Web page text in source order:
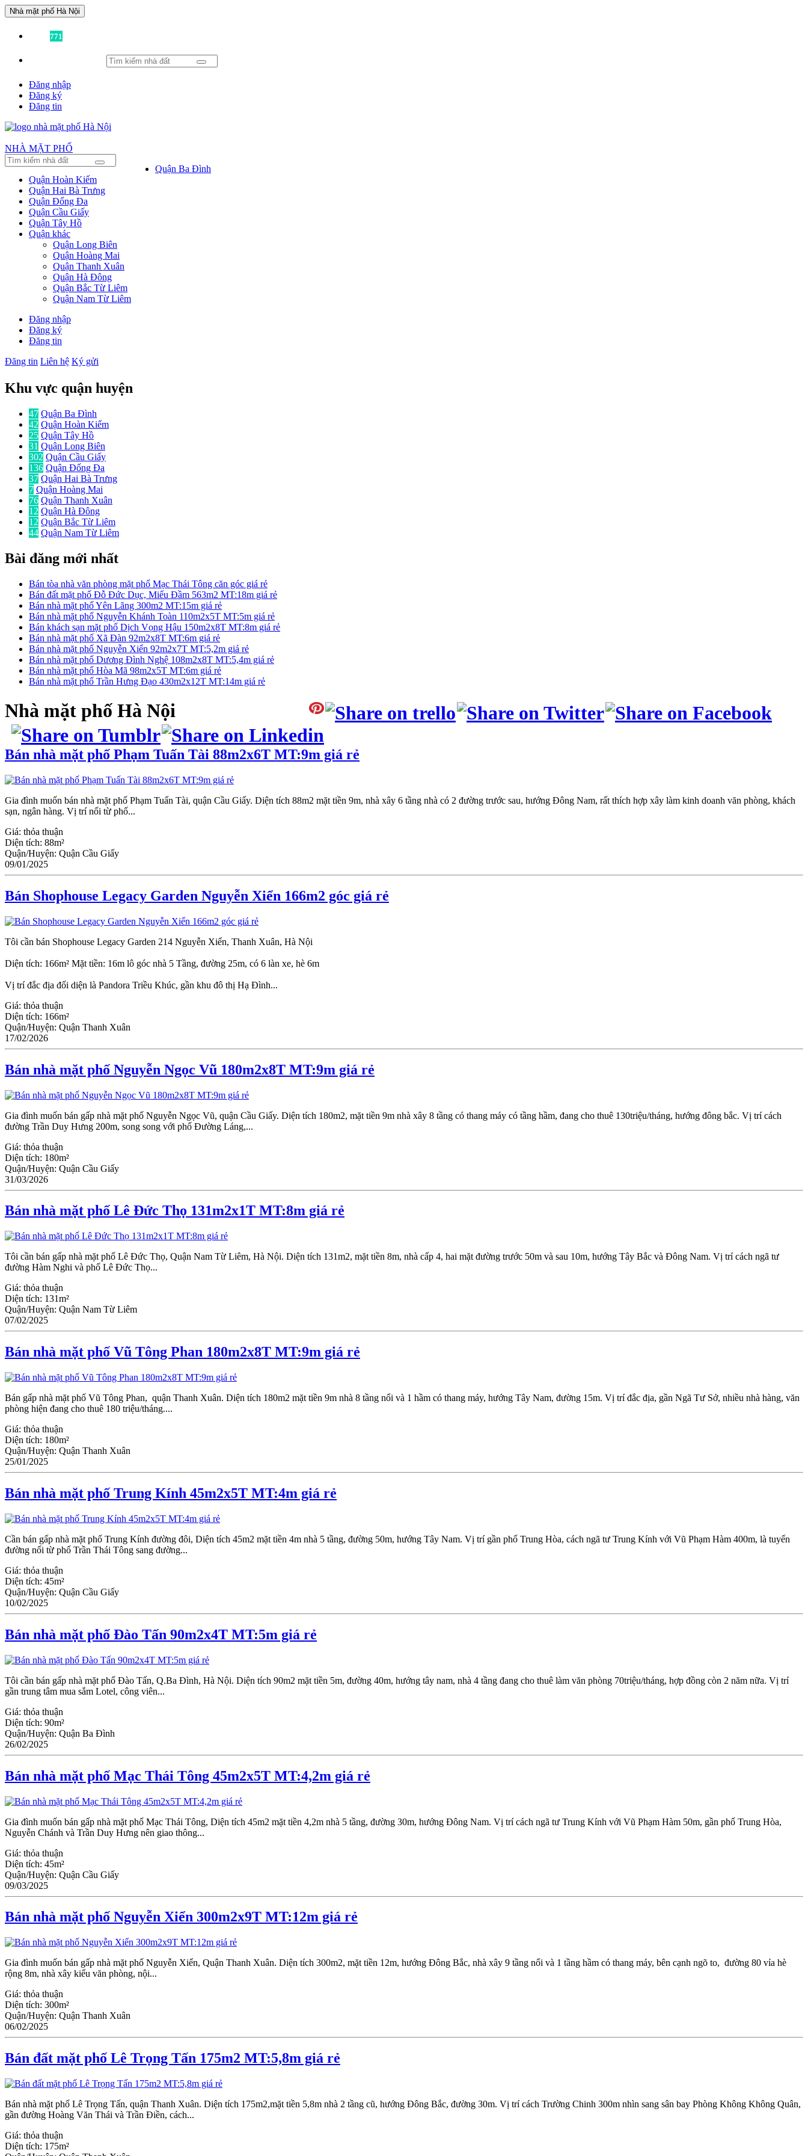
Nhà mặt phố Hà Nội
771
Đăng nhập
Đăng ký
Đăng tin
NHÀ MẶT PHỐ
Quận Ba Đình
Quận Hoàn Kiếm
Quận Hai Bà Trưng
Quận Đống Đa
Quận Cầu Giấy
Quận Tây Hồ
Quận khác
Quận Long Biên
Quận Hoàng Mai
Quận Thanh Xuân
Quận Hà Đông
Quận Bắc Từ Liêm
Quận Nam Từ Liêm
Đăng nhập
Đăng ký
Đăng tin
Đăng tin Liên hệ Ký gửi
Khu vực quận huyện
47 Quận Ba Đình
42 Quận Hoàn Kiếm
25 Quận Tây Hồ
31 Quận Long Biên
302 Quận Cầu Giấy
136 Quận Đống Đa
37 Quận Hai Bà Trưng
7 Quận Hoàng Mai
76 Quận Thanh Xuân
12 Quận Hà Đông
12 Quận Bắc Từ Liêm
44 Quận Nam Từ Liêm
Bài đăng mới nhất
Bán tòa nhà văn phòng mặt phố Mạc Thái Tông căn góc giá rẻ
Bán đất mặt phố Đỗ Đức Dục, Miếu Đầm 563m2 MT:18m giá rẻ
Bán nhà mặt phố Yên Lãng 300m2 MT:15m giá rẻ
Bán nhà mặt phố Nguyễn Khánh Toàn 110m2x5T MT:5m giá rẻ
Bán khách sạn mặt phố Dịch Vọng Hậu 150m2x8T MT:8m giá rẻ
Bán nhà mặt phố Xã Đàn 92m2x8T MT:6m giá rẻ
Bán nhà mặt phố Nguyễn Xiển 92m2x7T MT:5,2m giá rẻ
Bán nhà mặt phố Dương Đình Nghệ 108m2x8T MT:5,4m giá rẻ
Bán nhà mặt phố Hòa Mã 98m2x5T MT:6m giá rẻ
Bán nhà mặt phố Trần Hưng Đạo 430m2x12T MT:14m giá rẻ
Nhà mặt phố Hà Nội
Bán nhà mặt phố Phạm Tuấn Tài 88m2x6T MT:9m giá rẻ
Gia đình muốn bán nhà mặt phố Phạm Tuấn Tài, quận Cầu Giấy. Diện tích 88m2 mặt tiền 9m, nhà xây 6 tầng nhà có 2 đường trước sau, hướng Đông Nam, rất thích hợp xây làm kinh doanh văn phòng, khách
sạn, ngân hàng. Vị trí nối từ phố...
Giá: thỏa thuận
Diện tích: 88m²
Quận/Huyện: Quận Cầu Giấy
09/01/2025
Bán Shophouse Legacy Garden Nguyễn Xiển 166m2 góc giá rẻ
Tôi cần bán Shophouse Legacy Garden 214 Nguyễn Xiển, Thanh Xuân, Hà Nội
Diện tích: 166m² Mặt tiền: 16m lô góc nhà 5 Tầng, đường 25m, có 6 làn xe, hè 6m
Vị trí đắc địa đối diện là Pandora Triều Khúc, gần khu đô thị Hạ Đình...
Giá: thỏa thuận
Diện tích: 166m²
Quận/Huyện: Quận Thanh Xuân
17/02/2026
Bán nhà mặt phố Nguyễn Ngọc Vũ 180m2x8T MT:9m giá rẻ
Gia đình muốn bán gấp nhà mặt phố Nguyễn Ngọc Vũ, quận Cầu Giấy. Diện tích 180m2, mặt tiền 9m nhà xây 8 tầng có thang máy có tầng hầm, đang cho thuê 130triệu/tháng, hướng đông bắc. Vị trí cách
đường Trần Duy Hưng 200m, song song với phố Đường Láng,...
Giá: thỏa thuận
Diện tích: 180m²
Quận/Huyện: Quận Cầu Giấy
31/03/2026
Bán nhà mặt phố Lê Đức Thọ 131m2x1T MT:8m giá rẻ
Tôi cần bán gấp nhà mặt phố Lê Đức Thọ, Quận Nam Từ Liêm, Hà Nội. Diện tích 131m2, mặt tiền 8m, nhà cấp 4, hai mặt đường trước 50m và sau 10m, hướng Tây Bắc và Đông Nam. Vị trí cách ngã tư
đường Hàm Nghi và phố Lê Đức Thọ...
Giá: thỏa thuận
Diện tích: 131m²
Quận/Huyện: Quận Nam Từ Liêm
07/02/2025
Bán nhà mặt phố Vũ Tông Phan 180m2x8T MT:9m giá rẻ
Bán gấp nhà mặt phố Vũ Tông Phan, quận Thanh Xuân. Diện tích 180m2 mặt tiền 9m nhà 8 tầng nổi và 1 hầm có thang máy, hướng Tây Nam, đường 15m. Vị trí đắc địa, gần Ngã Tư Sở, nhiều nhà hàng, văn
phòng hiện đang cho thuê 180 triệu/tháng....
Giá: thỏa thuận
Diện tích: 180m²
Quận/Huyện: Quận Thanh Xuân
25/01/2025
Bán nhà mặt phố Trung Kính 45m2x5T MT:4m giá rẻ
Cần bán gấp nhà mặt phố Trung Kính đường đôi, Diện tích 45m2 mặt tiền 4m nhà 5 tầng, đường 50m, hướng Tây Nam. Vị trí gần phố Trung Hòa, cách ngã tư Trung Kính với Vũ Phạm Hàm 400m, là tuyến
đường nối từ phố Trần Thái Tông sang đường...
Giá: thỏa thuận
Diện tích: 45m²
Quận/Huyện: Quận Cầu Giấy
10/02/2025
Bán nhà mặt phố Đào Tấn 90m2x4T MT:5m giá rẻ
Tôi cần bán gấp nhà mặt phố Đào Tấn, Q.Ba Đình, Hà Nội. Diện tích 90m2 mặt tiền 5m, đường 40m, hướng tây nam, nhà 4 tầng đang cho thuê làm văn phòng 70triệu/tháng, hợp đồng còn 2 năm nữa. Vị trí
gần trung tâm mua sắm Lotel, công viên...
Giá: thỏa thuận
Diện tích: 90m²
Quận/Huyện: Quận Ba Đình
26/02/2025
Bán nhà mặt phố Mạc Thái Tông 45m2x5T MT:4,2m giá rẻ
Gia đình muốn bán gấp nhà mặt phố Mạc Thái Tông, Diện tích 45m2 mặt tiền 4,2m nhà 5 tầng, đường 30m, hướng Đông Nam. Vị trí cách ngã tư Trung Kính với Vũ Phạm Hàm 50m, gần phố Trung Hòa,
Nguyễn Chánh và Trần Duy Hưng nên giao thông...
Giá: thỏa thuận
Diện tích: 45m²
Quận/Huyện: Quận Cầu Giấy
09/03/2025
Bán nhà mặt phố Nguyễn Xiển 300m2x9T MT:12m giá rẻ
Gia đình muốn bán gấp nhà mặt phố Nguyễn Xiển, Quận Thanh Xuân. Diện tích 300m2, mặt tiền 12m, hướng Đông Bắc, nhà xây 9 tầng nổi và 1 tầng hầm có thang máy, bên cạnh ngõ to, đường 80 vỉa hè
rộng 8m, nhà xây kiểu văn phòng, nội...
Giá: thỏa thuận
Diện tích: 300m²
Quận/Huyện: Quận Thanh Xuân
06/02/2025
Bán đất mặt phố Lê Trọng Tấn 175m2 MT:5,8m giá rẻ
Bán nhà mặt phố Lê Trọng Tấn, quận Thanh Xuân. Diện tích 175m2,mặt tiền 5,8m nhà 2 tầng cũ, hướng Đông Bắc, đường 30m. Vị trí cách Trường Chinh 300m nhìn sang sân bay Phòng Không Không Quân,
gần đường Hoàng Văn Thái và Trần Điền, cách...
Giá: thỏa thuận
Diện tích: 175m²